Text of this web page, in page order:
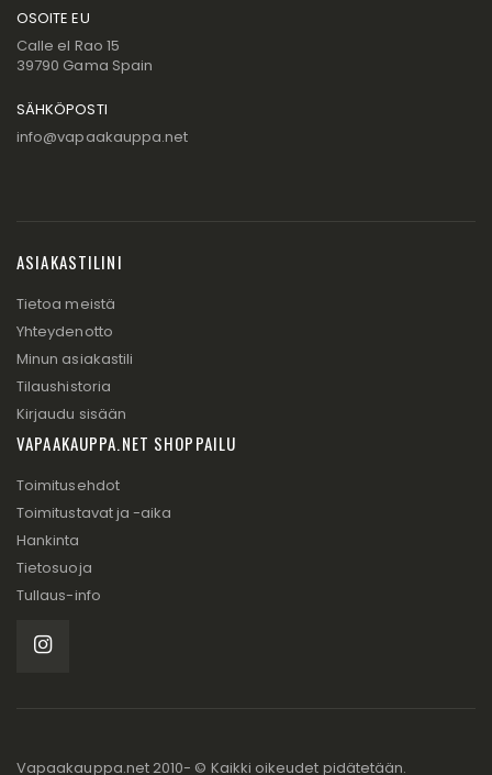
OSOITE EU
Calle el Rao 15
39790 Gama Spain
SÄHKÖPOSTI
info@vapaakauppa.net
ASIAKASTILINI
Tietoa meistä
Yhteydenotto
Minun asiakastili
Tilaushistoria
Kirjaudu sisään
VAPAAKAUPPA.NET SHOPPAILU
Toimitusehdot
Toimitustavat ja -aika
Hankinta
Tietosuoja
Tullaus-info
Vapaakauppa.net 2010- © Kaikki oikeudet pidätetään.